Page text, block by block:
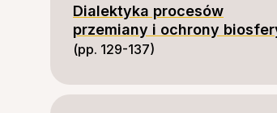
Dialektyka procesów
przemiany i ochrony
(pp. 129-137)